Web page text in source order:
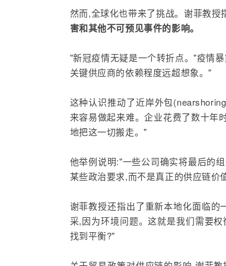
然而,全球化也带来了挑战。谢菲教授
害和其他不可预见事件的影响。
"新冠疫情无疑是一个转折点。"疫情
关键供应商的依赖程度远超想象。"
这种认识推动了近岸外包
来容易做起来难。企业花费了数十年
地把这一切搬走。"
他举例说明:"一些公司确实将最后的
某些政治要求,而不是真正的供应链价
谢菲教授还指出了重新本地化面临
采,因为环境问题。这就是我们需要
找到平衡?"